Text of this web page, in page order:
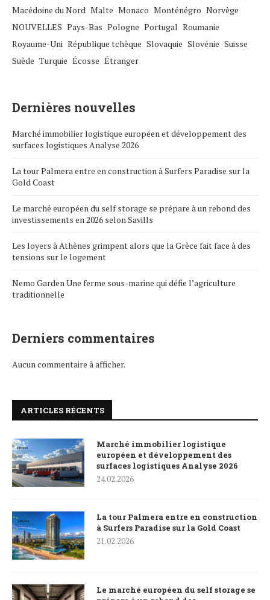
Macédoine du Nord Malte Monaco Monténégro Norvège
NOUVELLES Pays-Bas Pologne Portugal Roumanie
Royaume-Uni République tchèque Slovaquie Slovénie Suisse
Suède Turquie Écosse Étranger
Dernières nouvelles
Marché immobilier logistique européen et développement des
surfaces logistiques Analyse 2026
La tour Palmera entre en construction à Surfers Paradise sur la
Gold Coast
Le marché européen du self storage se prépare à un rebond des
investissements en 2026 selon Savills
Les loyers à Athènes grimpent alors que la Grèce fait face à des
tensions sur le logement
Nemo Garden Une ferme sous-marine qui défie l’agriculture
traditionnelle
Derniers commentaires
Aucun commentaire à afficher.
ARTICLES RÉCENTS
Marché immobilier logistique
européen et développement des
surfaces logistiques Analyse 2026
24.02.2026
La tour Palmera entre en construction
à Surfers Paradise sur la Gold Coast
21.02.2026
Le marché européen du self storage se